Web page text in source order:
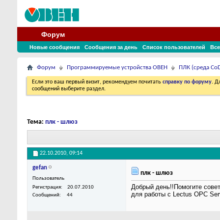
Форум
Новые сообщения Сообщения за день Список пользователей
Форум Программируемые устройства ОВЕН ПЛК (среда
Если это ваш первый визит, рекомендуем почитать справку по форуму.
сообщений выберите раздел.
Тема: плк - шлюз
22.10.2010, 09:14
gefan
Пользователь
Регистрация
20.07.2010
Сообщений
44
плк - шлюз
Добрый день!!Помогите
для работы с Lectus OPC